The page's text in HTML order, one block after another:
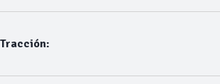
Tracción: